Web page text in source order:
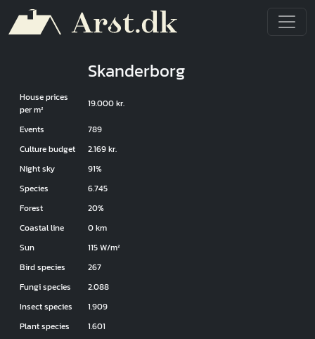
Skanderborg
House prices
per m²
19.000 kr.
Events
789
Culture budget
2.169 kr.
Night sky
91%
Species
6.745
Forest
20%
Coastal line
0 km
Sun
115 W/m²
Bird species
267
Fungi species
2.088
Insect species
1.909
Plant species
1.601